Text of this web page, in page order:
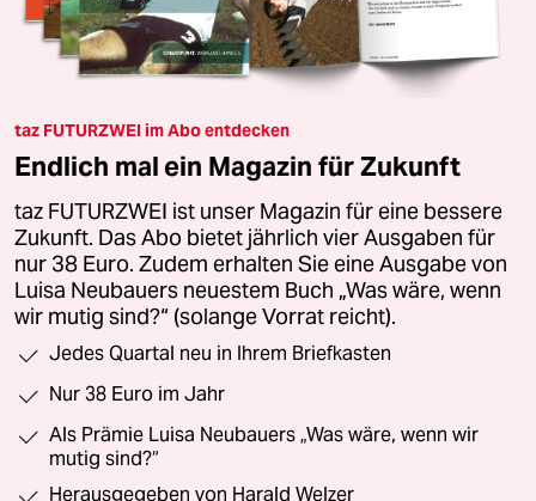
taz FUTURZWEI im Abo entdecken
Endlich mal ein Magazin für Zukunft
taz FUTURZWEI ist unser Magazin für eine bessere
Zukunft. Das Abo bietet jährlich vier Ausgaben für
nur 38 Euro. Zudem erhalten Sie eine Ausgabe von
Luisa Neubauers neuestem Buch „Was wäre, wenn
wir mutig sind?“ (solange Vorrat reicht).
Jedes Quartal neu in Ihrem Briefkasten
Nur 38 Euro im Jahr
Als Prämie Luisa Neubauers „Was wäre, wenn wir
mutig sind?“
Herausgegeben von Harald Welzer